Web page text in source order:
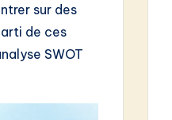
sur des
de ces
SWOT